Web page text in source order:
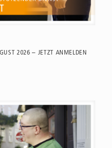
2026 – JETZT ANMELDEN